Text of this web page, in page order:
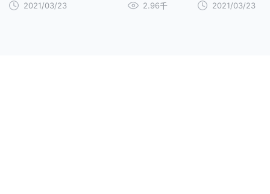
2021/03/23 2.96千 2021/03/23